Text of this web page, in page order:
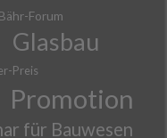
Forum
Glasbau
Preis
Promotion
für Bauwesen